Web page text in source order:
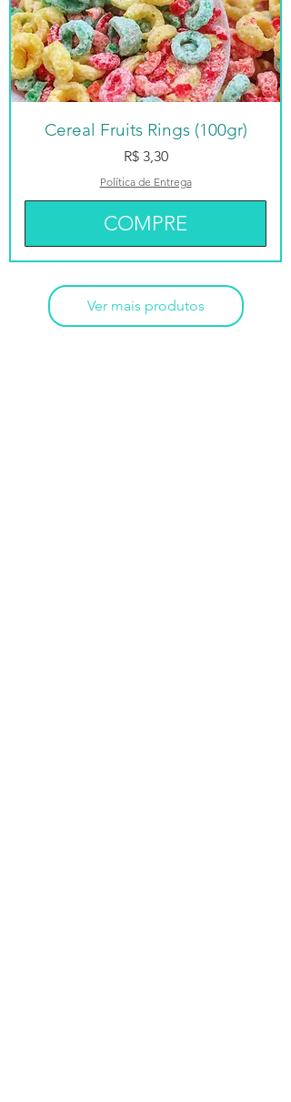
Cereal Fruits Rings (100gr)
Preço
R$ 3,30
Política de Entrega
COMPRE
Ver mais produtos